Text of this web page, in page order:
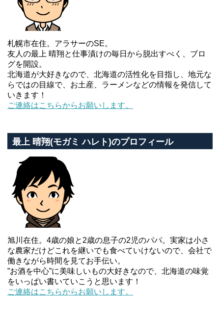
札幌市在住。アラサーのSE。
友人の最上 晴翔と仕事漬けの毎日から脱出すべく、ブロ
グを開設。
北海道が大好きなので、北海道の活性化を目指し、地元な
らではの目線で、お土産、ラーメンなどの情報を発信して
いきます！
ご連絡はこちらからお願いします。
最上 晴翔(モガミ ハレト)のプロフィール
旭川在住。4歳の娘と2歳の息子の2児のパパ。実家は小さ
な農家だけどこれを継いでも食べていけないので、会社で
働きながら時間を見てお手伝い。
”お酒を中心”に美味しいもの大好きなので、北海道の味覚
をいっぱい書いていこうと思います！
ご連絡はこちらからお願いします。